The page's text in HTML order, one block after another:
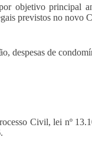
objetivo principal
previstos no novo
despesas de
Civil, lei nº